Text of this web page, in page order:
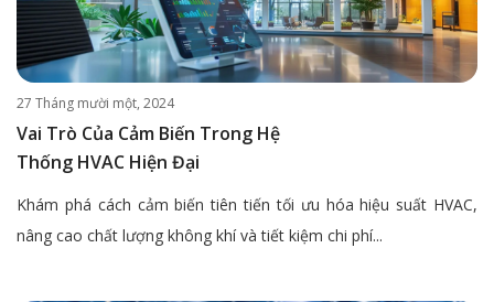
27 Tháng mười một, 2024
Vai Trò Của Cảm Biến Trong Hệ
Thống HVAC Hiện Đại
Khám phá cách cảm biến tiên tiến tối ưu hóa hiệu suất HVAC,
nâng cao chất lượng không khí và tiết kiệm chi phí...